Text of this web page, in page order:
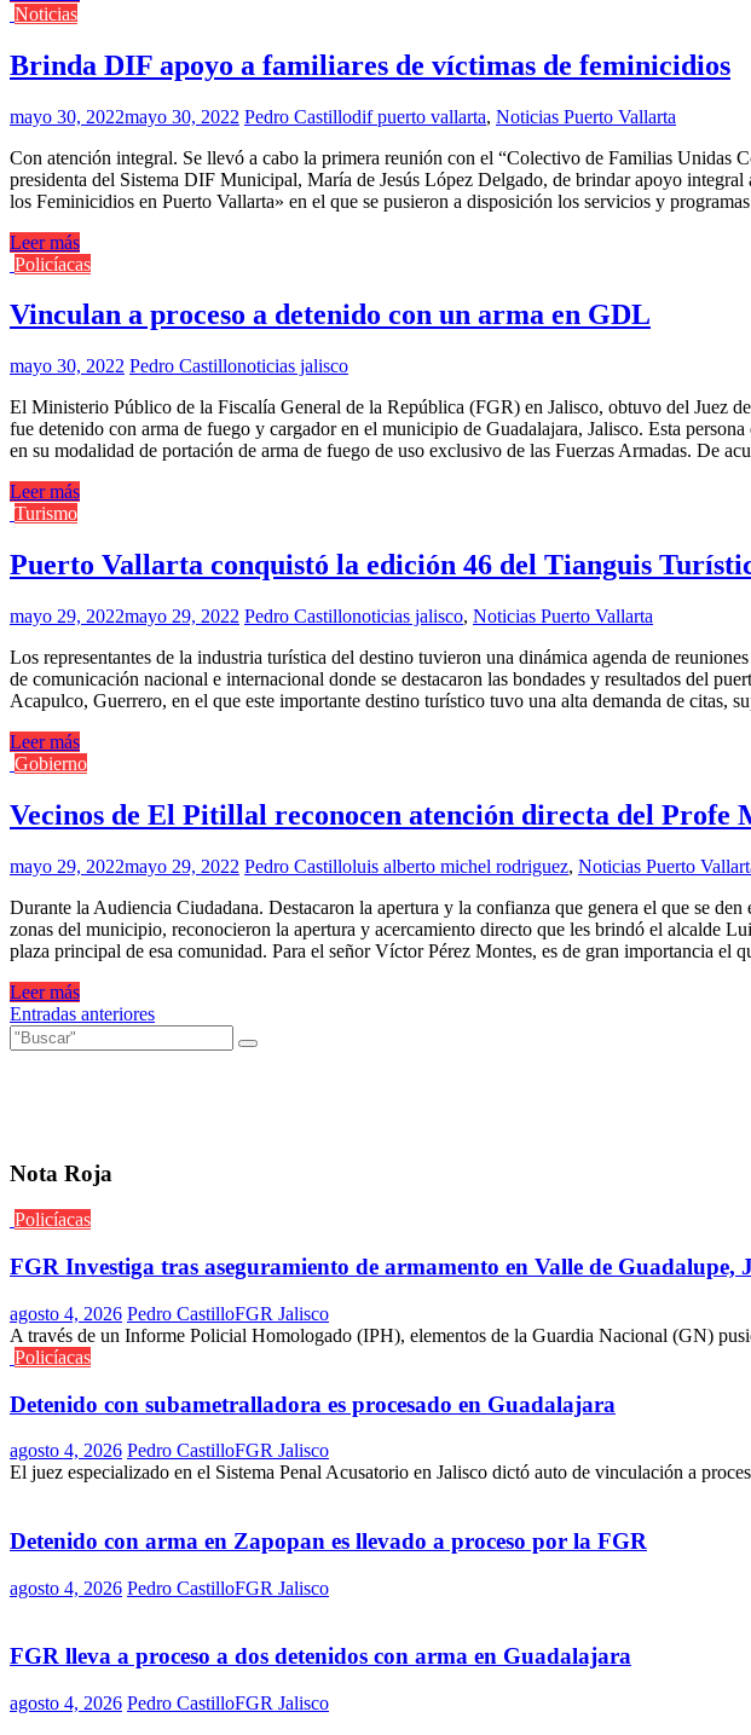
Noticias
Brinda DIF apoyo a familiares de víctimas de feminicidios
mayo 30, 2022mayo 30, 2022 Pedro Castillodif puerto vallarta, Noticias Puerto Vallarta
Con atención integral. Se llevó a cabo la primera reunión con el “Colectivo de Familias Unidas
presidenta del Sistema DIF Municipal, María de Jesús López Delgado, de brindar apoyo
los Feminicidios en Puerto Vallarta» en el que se pusieron a disposición los servicios y
Leer más
Policíacas
Vinculan a proceso a detenido con un arma en GDL
mayo 30, 2022 Pedro Castillonoticias jalisco
El Ministerio Público de la Fiscalía General de la República (FGR) en Jalisco, obtuvo del Juez
fue detenido con arma de fuego y cargador en el municipio de Guadalajara, Jalisco. Esta
en su modalidad de portación de arma de fuego de uso exclusivo de las Fuerzas Armadas. De
Leer más
Turismo
Puerto Vallarta conquistó la edición 46 del Tianguis
mayo 29, 2022mayo 29, 2022 Pedro Castillonoticias jalisco, Noticias Puerto Vallarta
Los representantes de la industria turística del destino tuvieron una dinámica agenda de
de comunicación nacional e internacional donde se destacaron las bondades y resultados del
Acapulco, Guerrero, en el que este importante destino turístico tuvo una alta demanda de citas,
Leer más
Gobierno
Vecinos de El Pitillal reconocen atención directa del Profe
mayo 29, 2022mayo 29, 2022 Pedro Castilloluis alberto michel rodriguez, Noticias Puerto
Durante la Audiencia Ciudadana. Destacaron la apertura y la confianza que genera el que se
zonas del municipio, reconocieron la apertura y acercamiento directo que les brindó el alcalde
plaza principal de esa comunidad. Para el señor Víctor Pérez Montes, es de gran importancia el
Leer más
Navegación
de
Entradas anteriores
Nota Roja
Policíacas
FGR Investiga tras aseguramiento de armamento en Valle de Guadalupe,
agosto 4, 2026 Pedro CastilloFGR Jalisco
A través de un Informe Policial Homologado (IPH), elementos de la Guardia Nacional (GN)
Policíacas
Detenido con subametralladora es procesado en Guadalajara
agosto 4, 2026 Pedro CastilloFGR Jalisco
El juez especializado en el Sistema Penal Acusatorio en Jalisco dictó auto de vinculación a
Detenido con arma en Zapopan es llevado a proceso por la FGR
agosto 4, 2026 Pedro CastilloFGR Jalisco
FGR lleva a proceso a dos detenidos con arma en Guadalajara
agosto 4, 2026 Pedro CastilloFGR Jalisco